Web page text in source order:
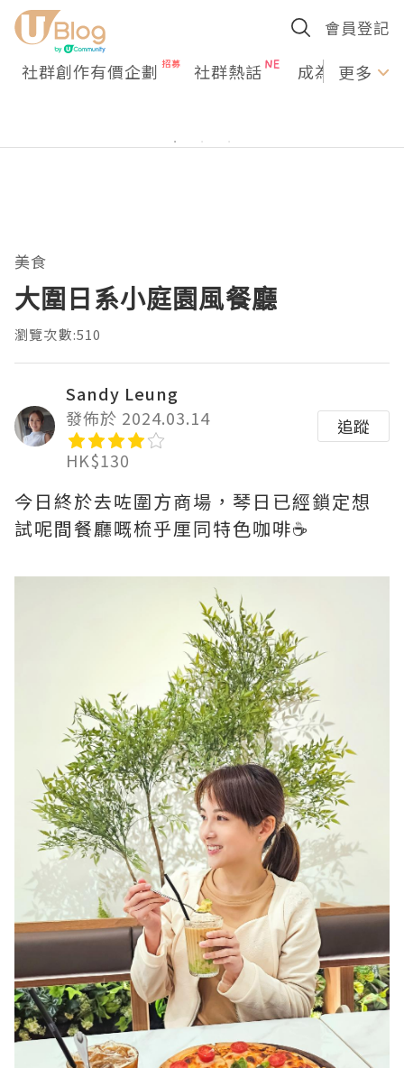
會員登記
社群創作有價企劃 社群熱話 成為U更多
美食
大圍日系小庭園風餐廳
瀏覽次數:510
Sandy Leung
發佈於 2024.03.14
HK$130
追蹤
今日終於去咗圍方商場，琴日已經鎖定想
試呢間餐廳嘅梳乎厘同特色咖啡☕️